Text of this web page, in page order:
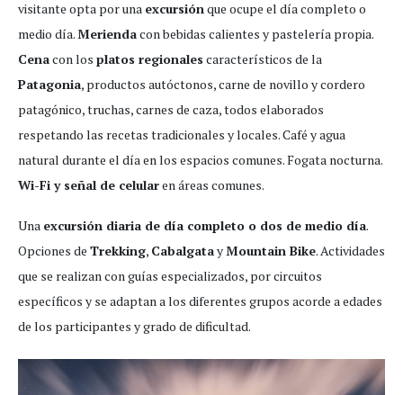
visitante opta por una excursiónque ocupe el día completo o
medio día.Meriendacon bebidas calientes y pastelería propia.
Cenacon los platos regionales característicos de la
Patagonia, productos autóctonos, carne de novillo y cordero
patagónico, truchas, carnes de caza, todos elaborados
respetando las recetas tradicionales y locales. Café y agua
natural durante el día en los espacios comunes. Fogata nocturna.
Wi-Fi y señal de celularen áreas comunes.
Una excursión diaria de día completo o dos de medio día.
Opciones de Trekking, CabalgatayMountain Bike. Actividades
que se realizan con guías especializados, por circuitos
específicos y se adaptan a los diferentes grupos acorde a edades
de los participantes y grado de dificultad.